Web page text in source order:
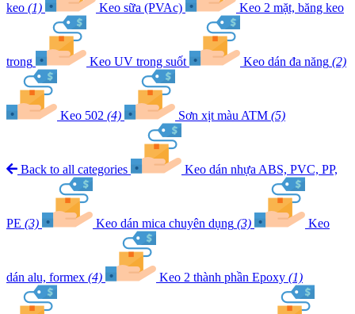
keo (1) Keo sữa (PVAc) Keo 2 mặt, băng keo
trong Keo UV trong suốt Keo dán đa năng (2)
Keo 502 (4) Sơn xịt màu ATM (5)
Back to all categories Keo dán nhựa ABS, PVC, PP,
PE (3) Keo dán mica chuyên dụng (3) Keo
dán alu, formex (4) Keo 2 thành phần Epoxy (1)